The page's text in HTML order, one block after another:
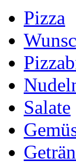
Pizza
Salate